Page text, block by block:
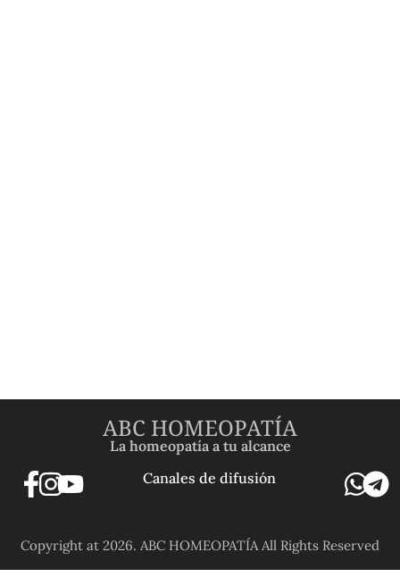
ABC HOMEOPATÍA
La homeopatía a tu alcance
Canales de difusión
Copyright at 2026. ABC HOMEOPATÍA All Rights Reserved